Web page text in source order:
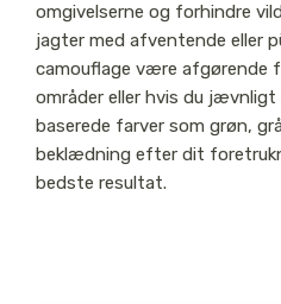
omgivelserne og forhindre
jagter med afventende eller
camouflage være afgørende
områder eller hvis du
baserede farver som grøn,
beklædning efter dit
bedste resultat.